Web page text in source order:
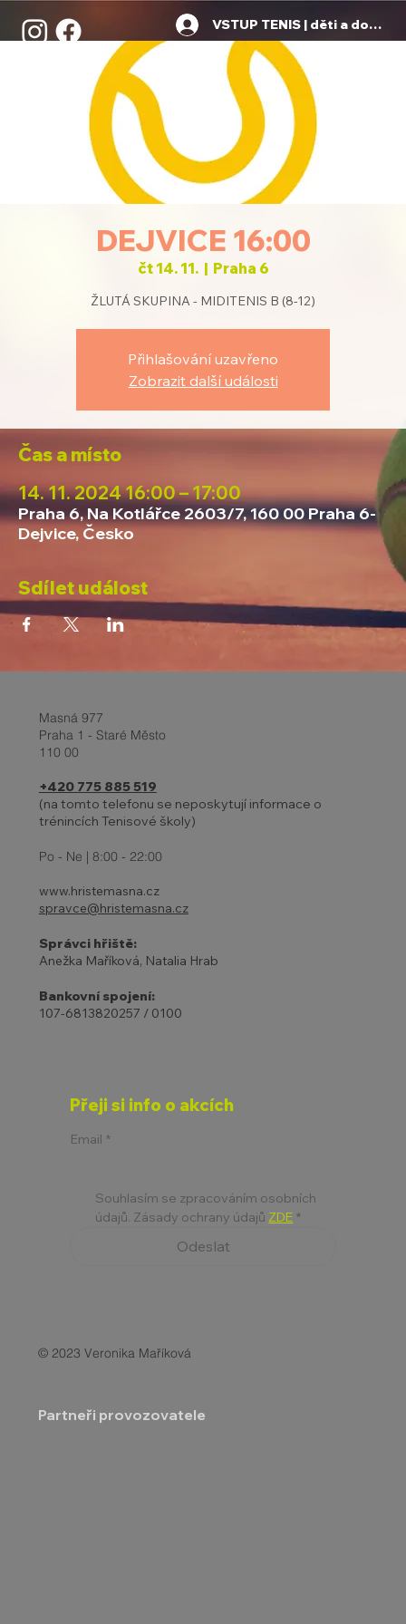
VSTUP TENIS | děti a dospělí
DEJVICE 16:00
čt 14. 11.
  |
Praha 6
ŽLUTÁ SKUPINA - MIDITENIS B (8-12)
Přihlašování uzavřeno
Zobrazit další události
Čas a místo
14. 11. 2024 16:00 – 17:00
Praha 6, Na Kotlářce 2603/7, 160 00 Praha 6-
Dejvice, Česko
Sdílet událost
Masná 977
Praha 1 - Staré Město
110 00
+420 775 885 519
(na tomto telefonu se neposkytují informace o
trénincích Tenisové školy)
Po - Ne | 8:00 - 22:00
www.hristemasna.cz
spravce@hristemasna.cz
Správci hřiště:
Anežka Maříková, Natalia Hrab
Bankovní spojení:
107-6813820257 / 0100
Přeji si info o akcích
Email *
Souhlasím se zpracováním osobních
údajů. Zásady ochrany údajů ZDE *
Odeslat
© 2023 Veronika Maříková
Partneři provozovatele